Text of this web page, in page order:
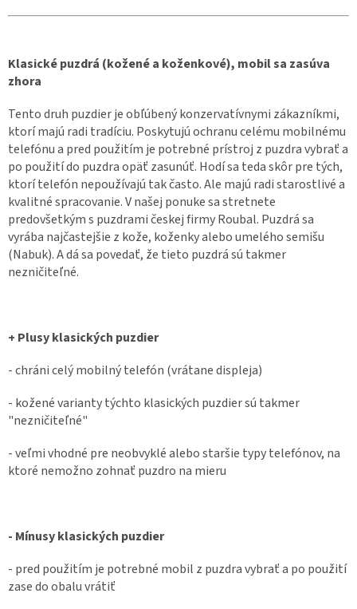
Klasické puzdrá (kožené a koženkové), mobil sa zasúva
zhora
Tento druh puzdier je obľúbený konzervatívnymi zákazníkmi,
ktorí majú radi tradíciu. Poskytujú ochranu celému mobilnému
telefónu a pred použitím je potrebné prístroj z puzdra vybrať a
po použití do puzdra opäť zasunúť. Hodí sa teda skôr pre tých,
ktorí telefón nepoužívajú tak často. Ale majú radi starostlivé a
kvalitné spracovanie. V našej ponuke sa stretnete
predovšetkým s puzdrami českej firmy Roubal. Puzdrá sa
vyrába najčastejšie z kože, koženky alebo umelého semišu
(Nabuk). A dá sa povedať, že tieto puzdrá sú takmer
nezničiteľné.
+ Plusy klasických puzdier
- chráni celý mobilný telefón (vrátane displeja)
- kožené varianty týchto klasických puzdier sú takmer
"nezničiteľné"
- veľmi vhodné pre neobvyklé alebo staršie typy telefónov, na
ktoré nemožno zohnať puzdro na mieru
- Mínusy klasických puzdier
- pred použitím je potrebné mobil z puzdra vybrať a po použití
zase do obalu vrátiť